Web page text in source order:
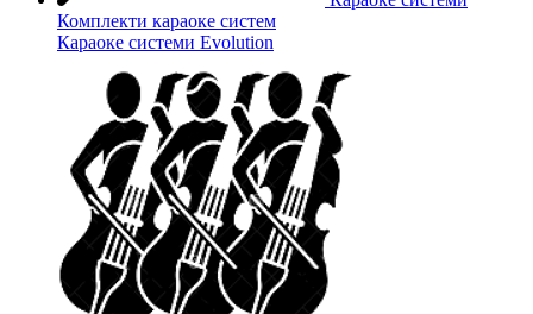
Комплекти караоке систем
Караоке системи Evolution